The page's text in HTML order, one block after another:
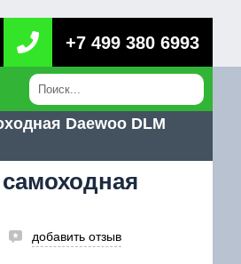
+7 499 380 6993
Daewoo DLM
добавить отзыв